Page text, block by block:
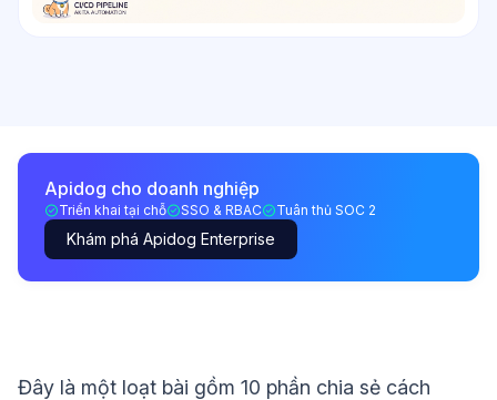
Apidog cho doanh nghiệp
Triển khai tại chỗ SSO & RBAC Tuân thủ SOC 2
Khám phá Apidog Enterprise
Đây là một loạt bài gồm 10 phần chia sẻ cách